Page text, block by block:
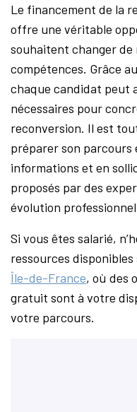
Le financement de la
offre une véritable
souhaitent changer
compétences. Grâce
chaque candidat peut
nécessaires pour
reconversion. Il est
préparer son parcours
informations et en
proposés par des
évolution
Si vous êtes salarié,
ressources
Île-de-France, où des
gratuit sont à votre
votre parcours.